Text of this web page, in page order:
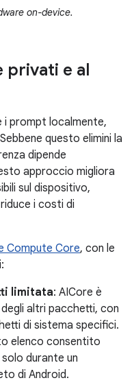
on-device.
privati e al
i prompt localmente,
questo elimini la
dipende
approccio migliora
sul dispositivo,
i costi di
Compute Core, con le
limitata: AICore è
altri pacchetti, con
di sistema specifici.
elenco consentito
durante un
di Android.